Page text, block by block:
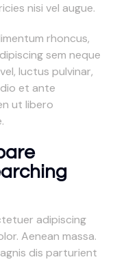
nisi vel augue.
rhoncus,
sem neque
luctus pulvinar,
et ante
ut libero
adipiscing
Aenean massa.
dis parturient